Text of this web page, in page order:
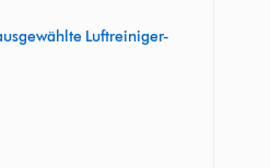
Luftreiniger-